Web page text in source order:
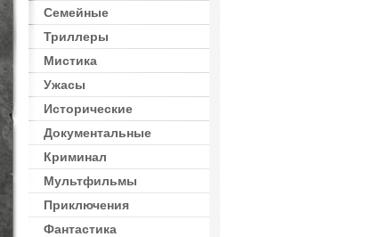
Семейные
Триллеры
Мистика
Ужасы
Исторические
Документальные
Криминал
Мультфильмы
Приключения
Фантастика